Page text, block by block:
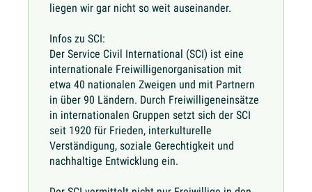
liegen wir gar nicht so weit auseinander.
Infos zu SCI:
Der Service Civil International (SCI) ist eine
internationale Freiwilligenorganisation mit
etwa 40 nationalen Zweigen und mit Partnern
in über 90 Ländern. Durch Freiwilligeneinsätze
in internationalen Gruppen setzt sich der SCI
seit 1920 für Frieden, interkulturelle
Verständigung, soziale Gerechtigkeit und
nachhaltige Entwicklung ein.